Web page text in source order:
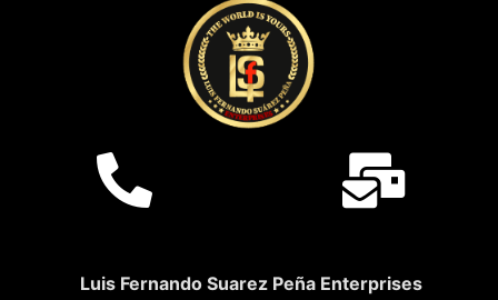
Luis Fernando Suarez Peña Enterprises